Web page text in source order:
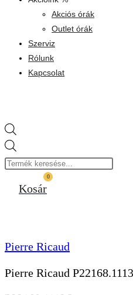
Akciós órák
Outlet órák
Szerviz
Rólunk
Kapcsolat
search
0
Kosár
Pierre Ricaud
Pierre Ricaud